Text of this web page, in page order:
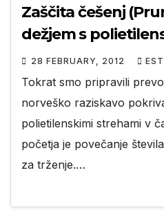
Zaščita češenj
dežjem s
28 FEBRUARY, 2012
Tokrat smo pripravili
norveško raziskavo
polietilenskimi strehami v
početja je povečanje
za trženje.…